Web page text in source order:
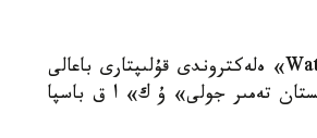
استانا. قازاقپارات - جىل باسىنان بەرى التى مىڭنان استام «Watchlock» ەلەكتروندى قۇلىپتارى باعالى
تەمىر جولى» ۇ ك» ا ق باسپا